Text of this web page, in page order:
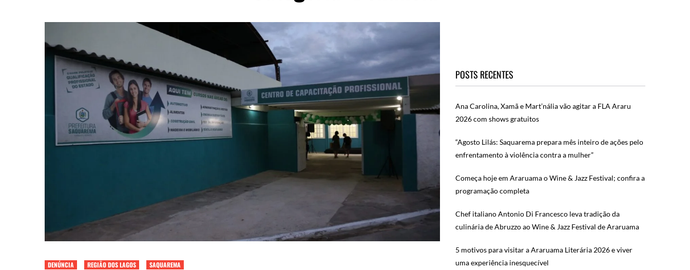
DENÚNCIA REGIÃO DOS LAGOS
SAQUAREMA
POSTS RECENTES
Ana Carolina, Xamã e Mart’nália vão agitar a FLA Araru
2026 com shows gratuitos
“Agosto Lilás: Saquarema prepara mês inteiro de ações pelo
enfrentamento à violência contra a mulher”
Começa hoje em Araruama o Wine & Jazz Festival; confira a
programação completa
Chef italiano Antonio Di Francesco leva tradição da
culinária de Abruzzo ao Wine & Jazz Festival de Araruama
5 motivos para visitar a Araruama Literária 2026 e viver
uma experiência inesquecível